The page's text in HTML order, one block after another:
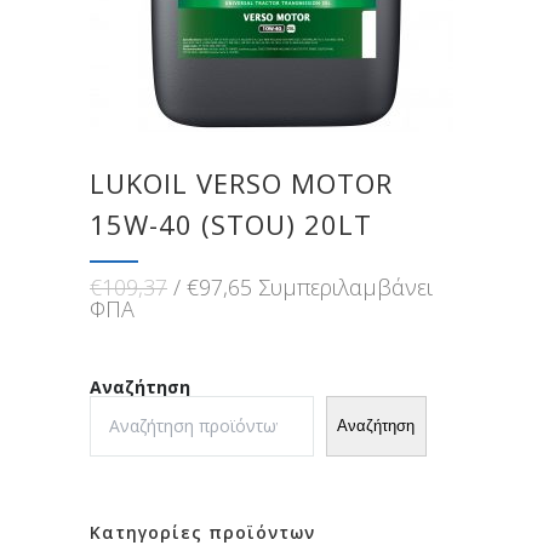
LUKOIL VERSO MOTOR
15W-40 (STOU) 20LT
€109,37Original
€97,65 Η
τρέχουσα
Συμπεριλαμβάνει
ΦΠΑ
Αναζήτηση
Αναζήτηση
Κατηγορίες προϊόντων